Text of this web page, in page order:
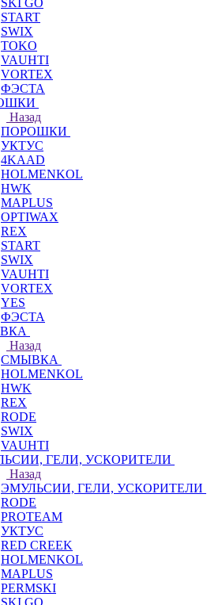
SKI GO
START
SWIX
TOKO
VAUHTI
VORTEX
ФЭСТА
Назад
ПОРОШКИ
УКТУС
4KAAD
HOLMENKOL
HWK
MAPLUS
OPTIWAX
REX
START
SWIX
VAUHTI
VORTEX
YES
ФЭСТА
Назад
СМЫВКА
HOLMENKOL
HWK
REX
RODE
SWIX
VAUHTI
ГЕЛИ, УСКОРИТЕЛИ
Назад
ЭМУЛЬСИИ, ГЕЛИ, УСКОРИТЕЛИ
RODE
PROTEAM
УКТУС
RED CREEK
HOLMENKOL
MAPLUS
PERMSKI
SKI GO